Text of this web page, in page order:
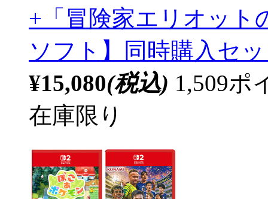
+「冒険家エリオット
ソフト】同時購入セ
¥15,080(税込) 1,509ポ
在庫限り